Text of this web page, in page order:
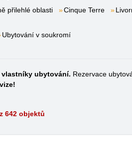
přilehlé oblasti Cinque Terre
Ubytování v soukromí
ubytování. Rezervace
642 objektů